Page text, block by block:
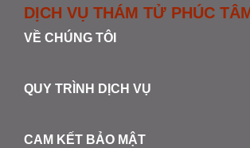
DỊCH VỤ THÁM TỬ PHÚC
VỀ CHÚNG TÔI
QUY TRÌNH DỊCH VỤ
CAM KẾT BẢO MẬT